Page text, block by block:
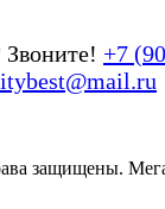
Звоните! +7
защищены.